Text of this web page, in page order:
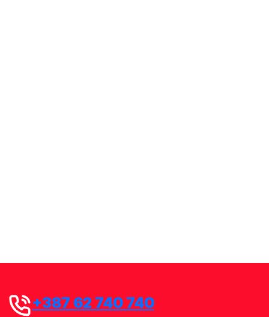
+387 62 740 740